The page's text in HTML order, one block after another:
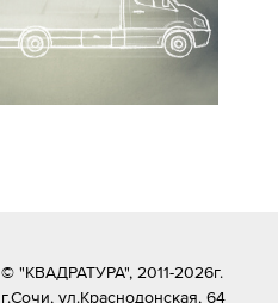
© "КВАДРАТУРА", 2011-2026г.
г.Сочи, ул.Краснодонская, 64